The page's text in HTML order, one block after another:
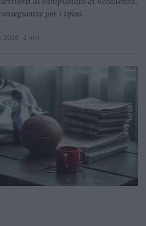
per i tifosi.
2026 · 2 min